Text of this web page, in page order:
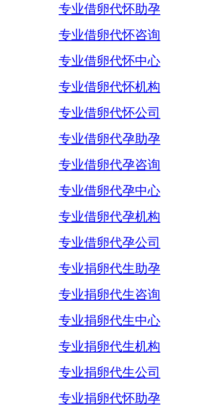
专业借卵代怀助孕
专业借卵代怀咨询
专业借卵代怀中心
专业借卵代怀机构
专业借卵代怀公司
专业借卵代孕助孕
专业借卵代孕咨询
专业借卵代孕中心
专业借卵代孕机构
专业借卵代孕公司
专业捐卵代生助孕
专业捐卵代生咨询
专业捐卵代生中心
专业捐卵代生机构
专业捐卵代生公司
专业捐卵代怀助孕